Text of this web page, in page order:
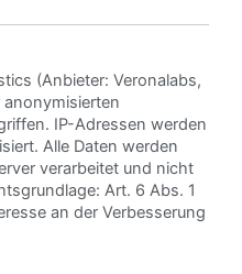
(Anbieter: Veronalabs,
anonymisierten
IP-Adressen werden
Alle Daten werden
verarbeitet und nicht
Art. 6 Abs. 1
an der Verbesserung